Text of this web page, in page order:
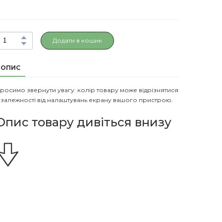
Додати в кошик
ОПИС
звернути увагу: колір товару може відрізнятися
від налаштувань екрану вашого пристрою.
товару дивіться внизу